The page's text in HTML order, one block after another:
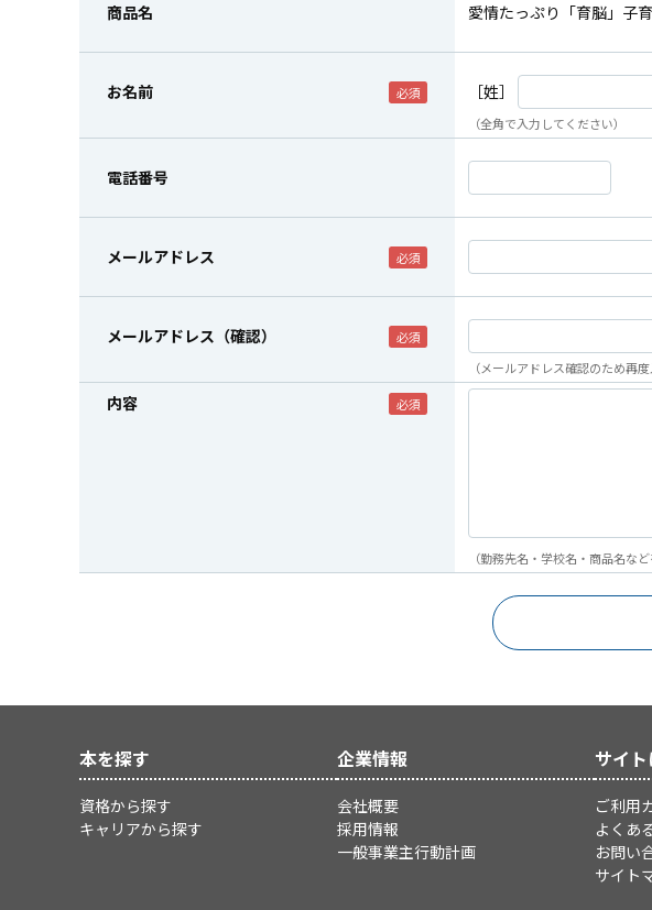
商品名 愛情たっぷり「育脳」子
お名前 ［姓］
（全角で入力してください）
電話番号
メールアドレス
メールアドレス（確認）
（メールアドレス確認のため再
内容
（勤務先名・学校名・商品名な
本を探す
資格から探す
キャリアから探す
企業情報
会社概要
採用情報
一般事業主行動計画
サイ
ご利用
よくあ
お問い
サイト